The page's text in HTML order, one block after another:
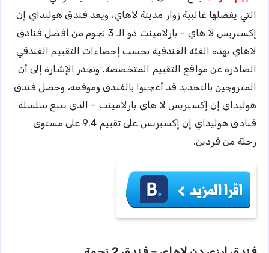
التي يفضلها غالبية زوار مدينة لاهاي، ويعد فندق هوليداي إن
إكسبريس لا هاي – بارلامينت ذو الـ 3 نجوم من أفضل فنادق
لاهاي بهذه الفئة الفندقية بحسب إحصاءات التقييم الفندقي
الصادرة عن مواقع التقييم المتخصصة. وتجدر الإشارة إلى أن
المتزوجين بالتحديد قد أعجبوا بالفندق وموقعه، وحصل فندق
هوليداي إن إكسبريس لا هاي بارلامينت – الذي يتبع سلسلة
فنادق هوليداي إن إكسبريس على تقييم 9.4 على مستوى
رحلة من فردين.